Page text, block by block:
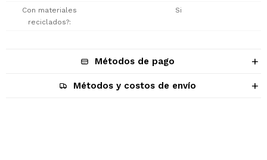
Con materiales
reciclados?
Si
Métodos de pago
Métodos y costos de envío